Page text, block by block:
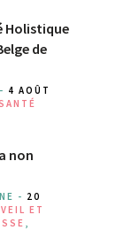
Holistique
de
4 AOÛT
non
- 20
ET